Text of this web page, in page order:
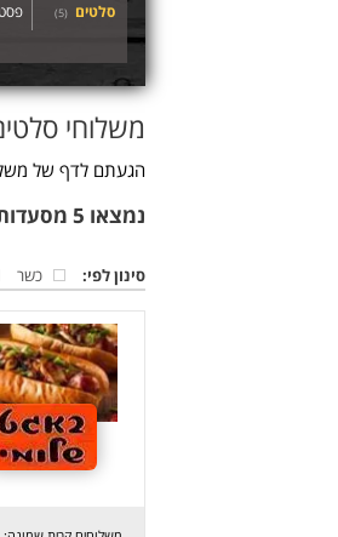
סלטים (
5
)
משלוחי
הגעתם לדף של
נמצאו 5 מסעדות משלוחים של סלטים בקרית שמונה
סינון לפי: כשר